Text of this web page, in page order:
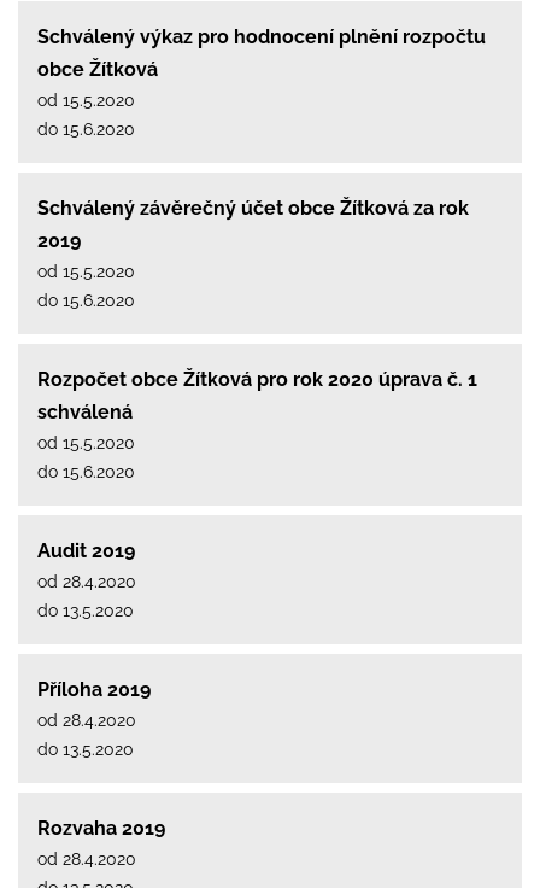
Schválený výkaz pro hodnocení plnění rozpočtu
obce Žítková
od 15.5.2020
do 15.6.2020
Schválený závěrečný účet obce Žítková za rok
2019
od 15.5.2020
do 15.6.2020
Rozpočet obce Žítková pro rok 2020 úprava č. 1
schválená
od 15.5.2020
do 15.6.2020
Audit 2019
od 28.4.2020
do 13.5.2020
Příloha 2019
od 28.4.2020
do 13.5.2020
Rozvaha 2019
od 28.4.2020